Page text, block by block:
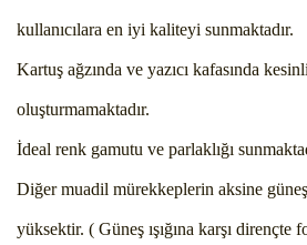
kullanıcılara en iyi kaliteyi sunmaktadır.
Kartuş ağzında ve yazıcı kafasında
oluşturmamaktadır.
İdeal renk gamutu ve parlaklığı
Diğer muadil mürekkeplerin aksine güneş
yüksektir. ( Güneş ışığına karşı dirençte